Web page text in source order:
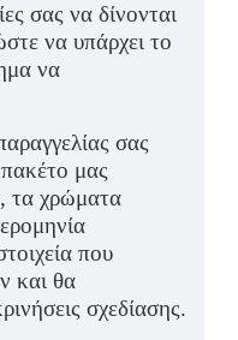
σας να δίνονται
να υπάρχει το
να
σας
μας
τα χρώματα
που
και θα
σχεδίασης.